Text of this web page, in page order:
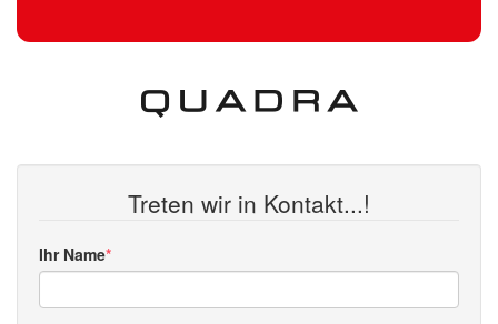
Treten wir in Kontakt...!
Ihr Name